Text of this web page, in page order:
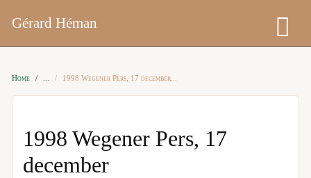
Gérard Héman
Home 1998 Wegener Pers, 17 december
1998 Wegener Pers, 17
december